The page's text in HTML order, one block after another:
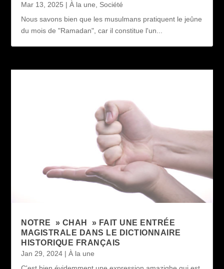
Mar 13, 2025 |À la une
Société
Nous savons bien que les musulmans pratiquent le jeûne
du mois de "Ramadan", car il constitue l'un...
NOTRE » CHAH » FAIT UNE ENTRÉE
MAGISTRALE DANS LE DICTIONNAIRE
HISTORIQUE FRANÇAIS
Jan 29, 2024 |À la une